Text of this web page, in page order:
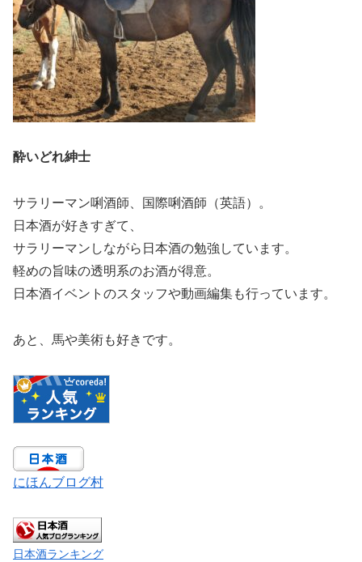
酔いどれ紳士
サラリーマン唎酒師、国際唎酒師（英語）。
日本酒が好きすぎて、
サラリーマンしながら日本酒の勉強しています。
軽めの旨味の透明系のお酒が得意。
日本酒イベントのスタッフや動画編集も行っています。
あと、馬や美術も好きです。
にほんブログ村
日本酒ランキング